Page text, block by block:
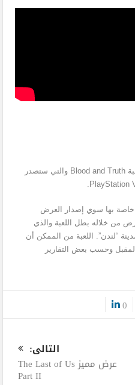
أعلن أستوديو Sony’s London عن لعبة Blood and Truth والتي ستصدر
بها سوي إصدار العرض
من خلاله بطل اللعبة والذي
“لندن”. اللعبة من الممكن أن
وحسب بعض التقارير
0
التالى:
عرض مميز The Last of Us
Part II